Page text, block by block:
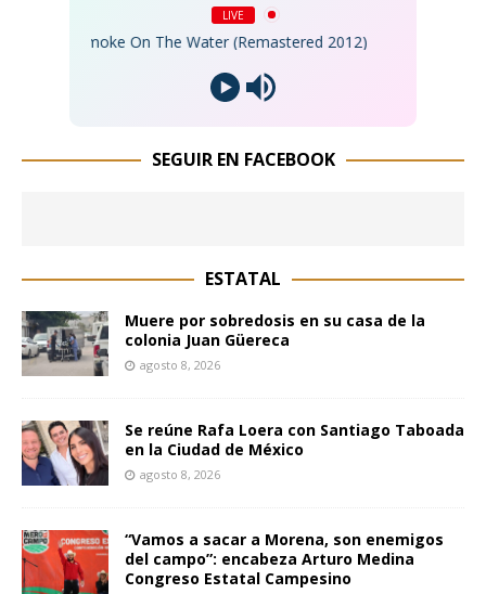
LIVE
- Smoke On The Water (Remastered 2012)
SEGUIR EN FACEBOOK
ESTATAL
Muere por sobredosis en su casa de la
colonia Juan Güereca
agosto 8, 2026
Se reúne Rafa Loera con Santiago Taboada
en la Ciudad de México
agosto 8, 2026
“Vamos a sacar a Morena, son enemigos
del campo”: encabeza Arturo Medina
Congreso Estatal Campesino